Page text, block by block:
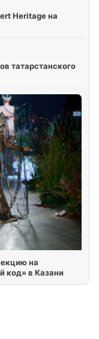
Heritage на
татарстанского
на
код» в Казани